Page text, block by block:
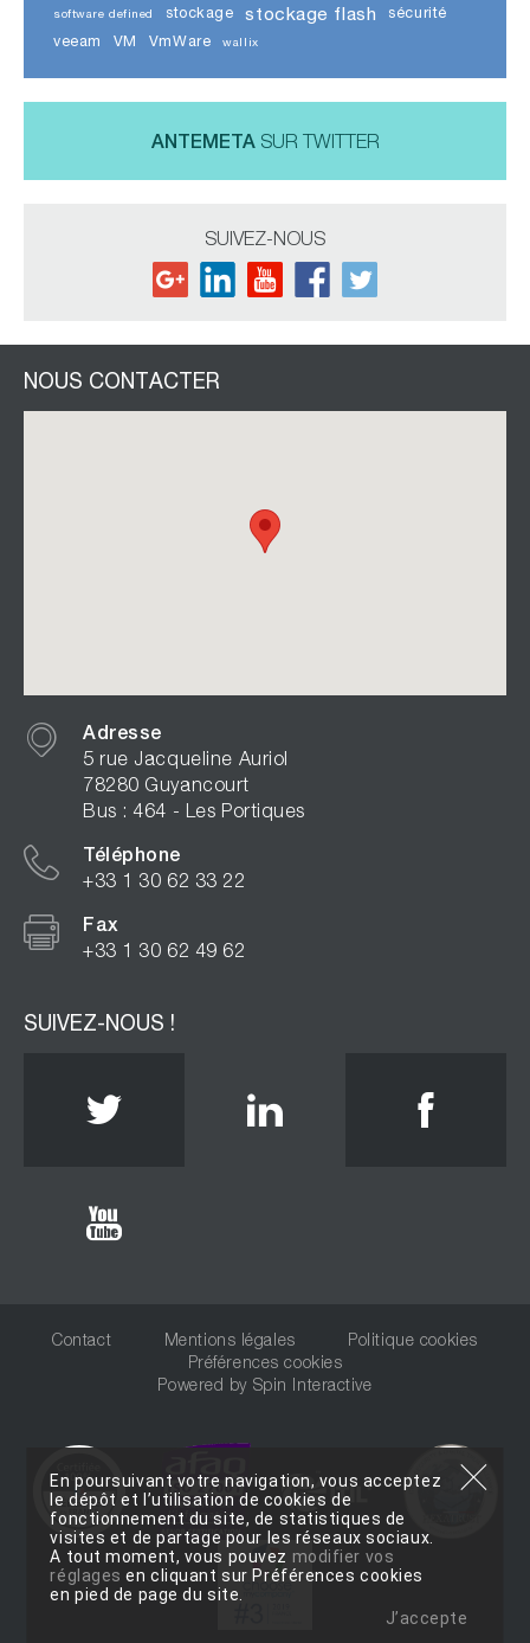
software defined stockage stockage flash
sécurité
veeam
VM VmWare wallix
ANTEMETA SUR TWITTER
SUIVEZ-NOUS
NOUS CONTACTER
Adresse
5 rue Jacqueline Auriol
78280 Guyancourt
Bus : 464 - Les Portiques
Téléphone
+33 1 30 62 33 22
Fax
+33 1 30 62 49 62
SUIVEZ-NOUS !
Twitter Linkedin
Youtube
Contact Mentions légales
Politique cookies
Préférences cookies
Powered by Spin Interactive
En poursuivant votre navigation, vous acceptez
le dépôt et l’utilisation de cookies de
fonctionnement du site, de statistiques de
visites et de partage pour les réseaux sociaux.
A tout moment, vous pouvez modifier vos
réglages en cliquant sur Préférences cookies
en pied de page du site.
J’accepte